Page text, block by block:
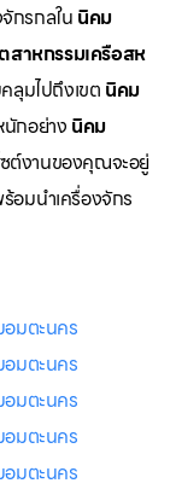
กรกลใน นิคม
สาหกรรมเครือสห
ลุมไปถึงเขต นิคม
กอย่าง นิคม
ซต์งานของคุณจะอยู่
อมนำเครื่องจักร
อมตะนคร
อมตะนคร
อมตะนคร
อมตะนคร
อมตะนคร